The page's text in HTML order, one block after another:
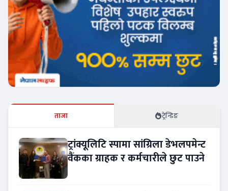
ताजा ट्रेन्डिङ
ट्रांक्यूलिटि स्पामा सांग्रिला डेभलपमेन्ट
वैंकका ग्राहक र कर्मचारीले छुट पाउने